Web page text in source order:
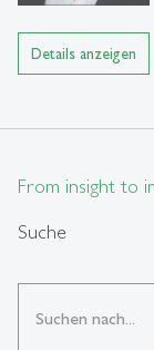
Details anzeigen
From insight to
Suche